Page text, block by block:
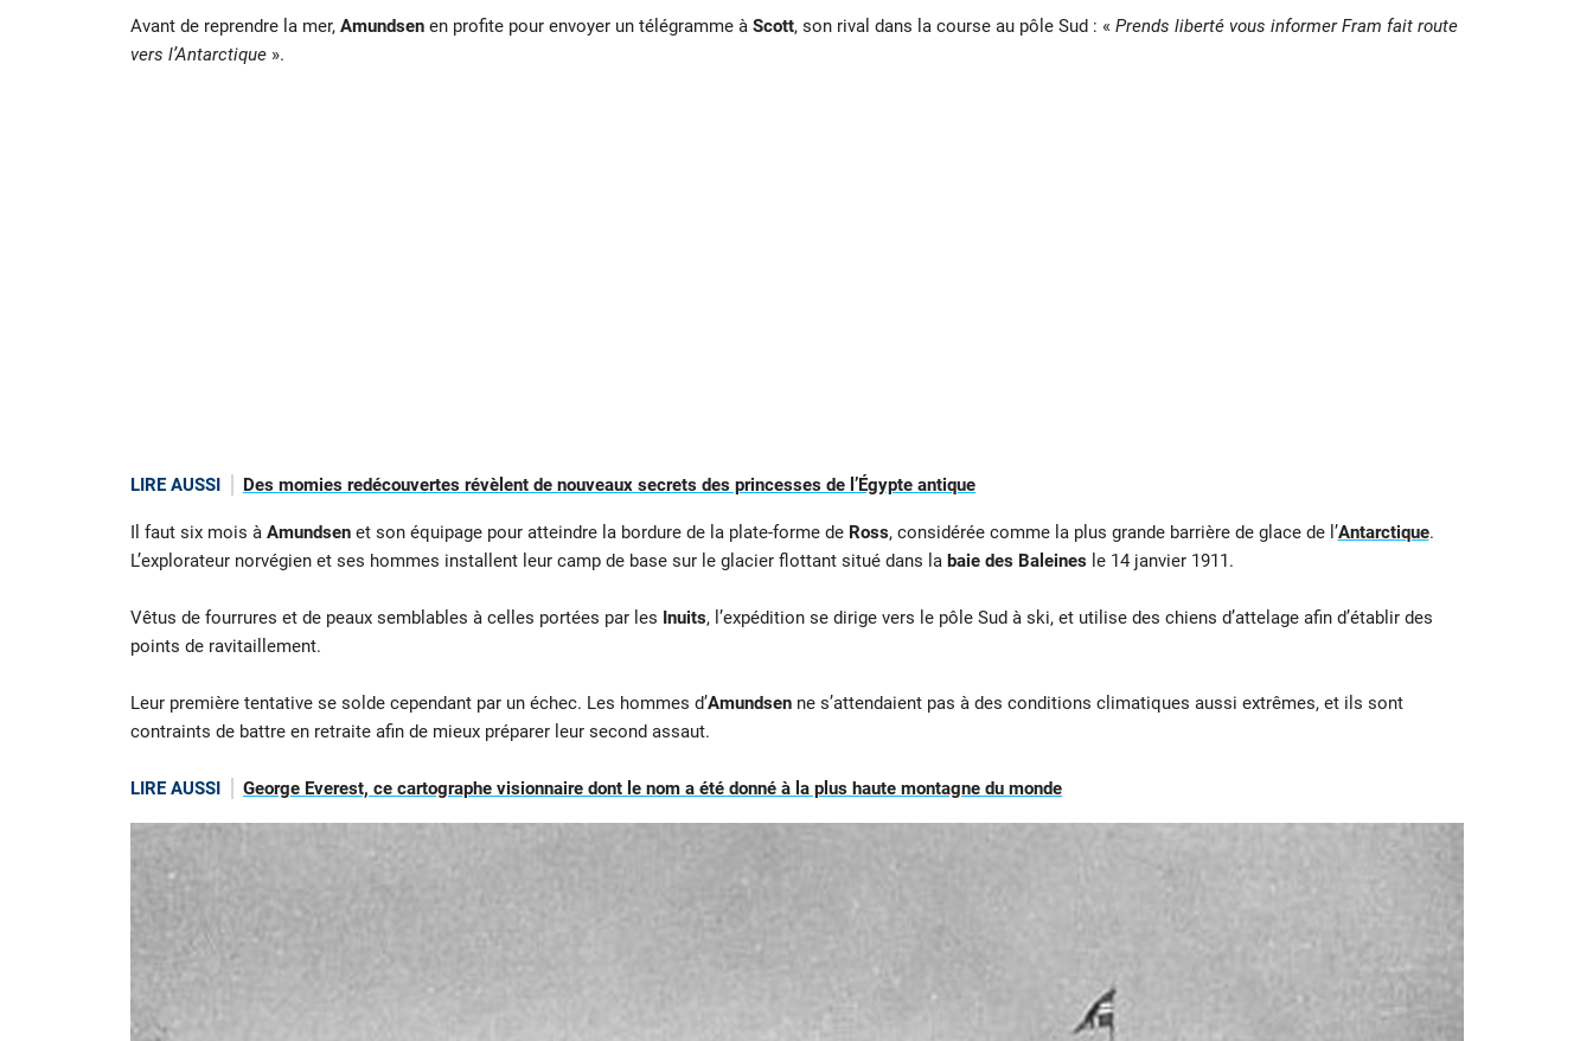
Avant de reprendre la mer, Amundsenen profite pour envoyer un télégramme à Scott, son rival dans la course au pôle Sud : « Prends liberté vous informer Fram fait route
vers l’Antarctique».
LIRE AUSSI Des momies redécouvertes révèlent de nouveaux secrets des princesses de l’Égypte antique
Il faut six mois à Amundsenet son équipage pour atteindre la bordure de la plate-forme de Ross, considérée comme la plus grande barrière de glace de l’Antarctique.
L’explorateur norvégien et ses hommes installent leur camp de base sur le glacier flottant situé dans la baie des Baleinesle 14 janvier 1911.
Vêtus de fourrures et de peaux semblables à celles portées par les Inuits, l’expédition se dirige vers le pôle Sud à ski, et utilise des chiens d’attelage afin d’établir des
points de ravitaillement.
Leur première tentative se solde cependant par un échec. Les hommes d’Amundsenne s’attendaient pas à des conditions climatiques aussi extrêmes, et ils sont
contraints de battre en retraite afin de mieux préparer leur second assaut.
LIRE AUSSI George Everest, ce cartographe visionnaire dont le nom a été donné à la plus haute montagne du monde